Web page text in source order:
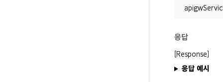
응답
[Response]
응답 예시